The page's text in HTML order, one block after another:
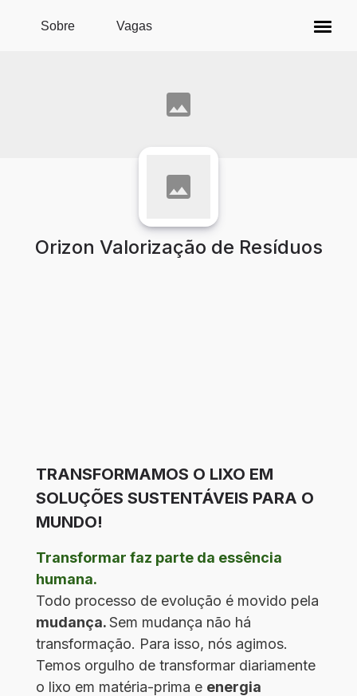
Pular para o conteúdo principal
Sobre Vagas
Orizon Valorização de Resíduos
TRANSFORMAMOS O LIXO EM
SOLUÇÕES SUSTENTÁVEIS PARA O
MUNDO!
Transformar faz parte da essência
humana.
Todo processo de evolução é movido pela
mudança.Sem mudança não há
transformação. Para isso, nós agimos.
Temos orgulho de transformar diariamente
o lixo em matéria-prima e energia